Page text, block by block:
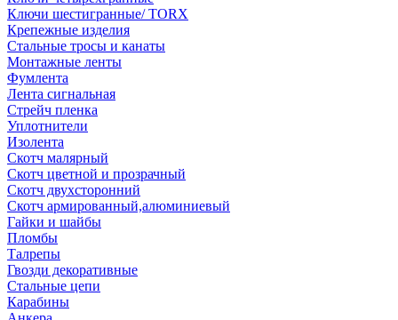
Ключи шестигранные/ TORX
Крепежные изделия
Стальные тросы и канаты
Монтажные ленты
Фумлента
Лента сигнальная
Стрейч пленка
Уплотнители
Изолента
Скотч малярный
Скотч цветной и прозрачный
Скотч двухсторонний
Скотч армированный,алюминиевый
Гайки и шайбы
Пломбы
Талрепы
Гвозди декоративные
Стальные цепи
Карабины